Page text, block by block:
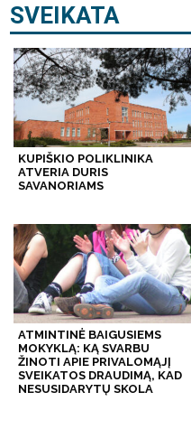
SVEIKATA
KUPIŠKIO POLIKLINIKA
ATVERIA DURIS
SAVANORIAMS
ATMINTINĖ BAIGUSIEMS
MOKYKLĄ: KĄ SVARBU
ŽINOTI APIE PRIVALOMĄJĮ
SVEIKATOS DRAUDIMĄ, KAD
NESUSIDARYTŲ SKOLA